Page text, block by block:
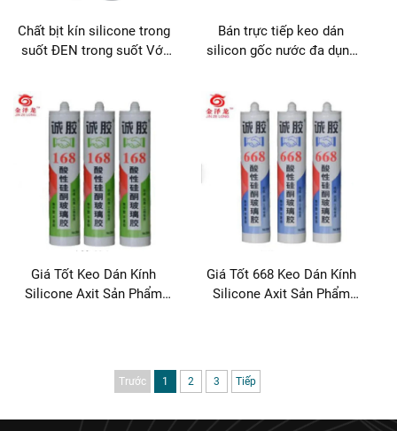
Chất bịt kín silicone trong
suốt ĐEN trong suốt Với
Bán trực tiếp keo dán
silicon gốc nước đa dụng
chuyển
Giá Tốt Keo Dán Kính
Silicone Axit Sản Phẩm
Giá Tốt 668 Keo Dán Kính
Silicone Axit Sản Phẩm
Trước 1 2 3 Tiếp